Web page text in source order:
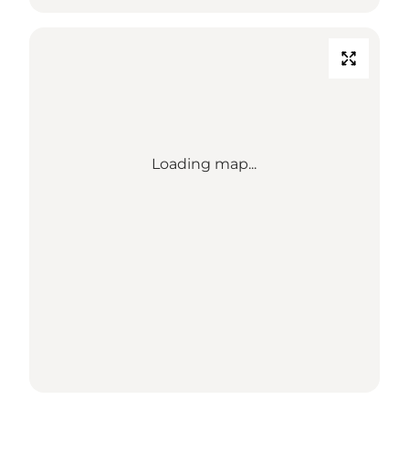
Loading map...